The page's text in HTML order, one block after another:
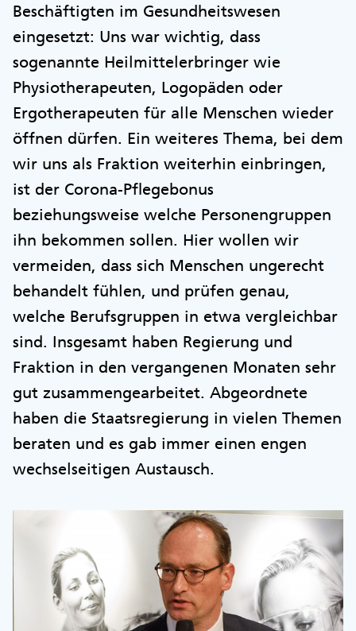
Beschäftigten im Gesundheitswesen
eingesetzt: Uns war wichtig, dass
sogenannte Heilmittelerbringer wie
Physiotherapeuten, Logopäden oder
Ergotherapeuten für alle Menschen wieder
öffnen dürfen. Ein weiteres Thema, bei dem
wir uns als Fraktion weiterhin einbringen,
ist der Corona-Pflegebonus
beziehungsweise welche Personengruppen
ihn bekommen sollen. Hier wollen wir
vermeiden, dass sich Menschen ungerecht
behandelt fühlen, und prüfen genau,
welche Berufsgruppen in etwa vergleichbar
sind. Insgesamt haben Regierung und
Fraktion in den vergangenen Monaten sehr
gut zusammengearbeitet. Abgeordnete
haben die Staatsregierung in vielen Themen
beraten und es gab immer einen engen
wechselseitigen Austausch.